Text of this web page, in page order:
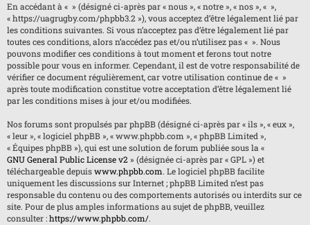
En accédant à « » (désigné ci-après par « nous », « notre », « nos », « »,
« https://uagrugby.com/phpbb3.2 »), vous acceptez d’être légalement lié par
les conditions suivantes. Si vous n’acceptez pas d’être légalement lié par
toutes ces conditions, alors n’accédez pas et/ou n’utilisez pas « ». Nous
pouvons modifier ces conditions à tout moment et ferons tout notre
possible pour vous en informer. Cependant, il est de votre responsabilité de
vérifier ce document régulièrement, car votre utilisation continue de « »
après toute modification constitue votre acceptation d’être légalement lié
par les conditions mises à jour et/ou modifiées.
Nos forums sont propulsés par phpBB (désigné ci-après par « ils », « eux »,
« leur », « logiciel phpBB », « www.phpbb.com », « phpBB Limited »,
« Équipes phpBB »), qui est une solution de forum publiée sous la «
GNU General Public License v2 » (désignée ci-après par « GPL ») et
téléchargeable depuiswww.phpbb.com. Le logiciel phpBB facilite
uniquement les discussions sur Internet ; phpBB Limited n’est pas
responsable du contenu ou des comportements autorisés ou interdits sur ce
site. Pour de plus amples informations au sujet de phpBB, veuillez
consulter :https://www.phpbb.com/.